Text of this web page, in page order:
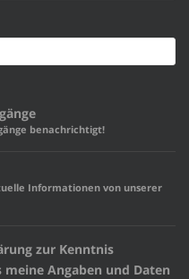
benachrichtigt!
Informationen von unserer
zur Kenntnis
Angaben und Daten